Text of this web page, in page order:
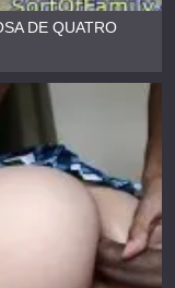
DE QUATRO